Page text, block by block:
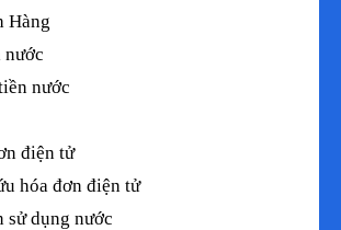
Hàng
nước
nước
điện tử
hóa đơn điện tử
sử dụng nước